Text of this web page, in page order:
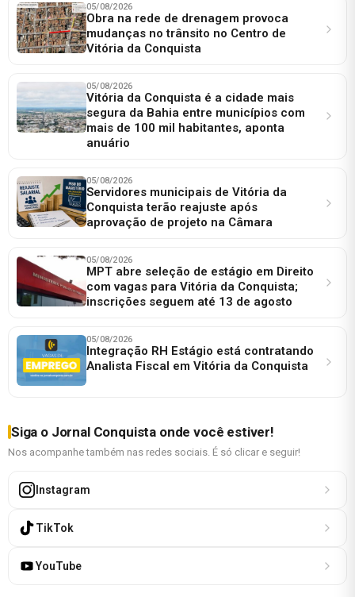
05/08/2026
Obra na rede de drenagem provoca
mudanças no trânsito no Centro de
Vitória da Conquista
05/08/2026
Vitória da Conquista é a cidade mais
segura da Bahia entre municípios com
mais de 100 mil habitantes, aponta
anuário
05/08/2026
Servidores municipais de Vitória da
Conquista terão reajuste após
aprovação de projeto na Câmara
05/08/2026
MPT abre seleção de estágio em Direito
com vagas para Vitória da Conquista;
inscrições seguem até 13 de agosto
05/08/2026
Integração RH Estágio está contratando
Analista Fiscal em Vitória da Conquista
Siga o Jornal Conquista onde você estiver!
Nos acompanhe também nas redes sociais. É só clicar e seguir!
Instagram
TikTok
YouTube